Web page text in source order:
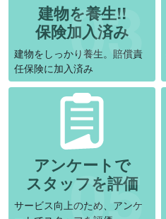
建物を養生!!
保険加入済み
建物をしっかり養生。賠償責
任保険に加入済み
アンケートで
スタッフを評価
サービス向上のため、アンケ